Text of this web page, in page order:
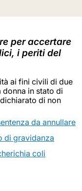
per accertare
i periti del
ai fini civili di due
in stato di
di non
da annullare
di gravidanza
coli